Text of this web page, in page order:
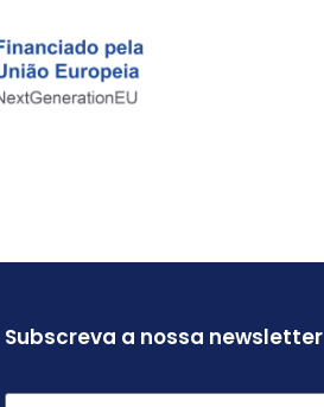
Subscreva a nossa newsletter